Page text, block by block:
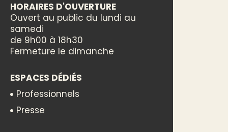
HORAIRES D'OUVERTURE
Ouvert au public du lundi au
samedi
de 9h00 à 18h30
Fermeture le dimanche
ESPACES DÉDIÉS
Professionnels
Presse